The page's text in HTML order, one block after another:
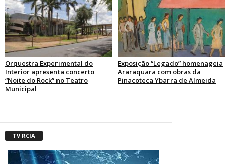
Orquestra Experimental do
Interior apresenta concerto
“Noite do Rock” no Teatro
Municipal
Exposição “Legado” homenageia
Araraquara com obras da
Pinacoteca Ybarra de Almeida
TV RCIA